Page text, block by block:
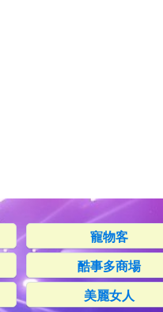
寵物客
酷事多商場
美麗女人